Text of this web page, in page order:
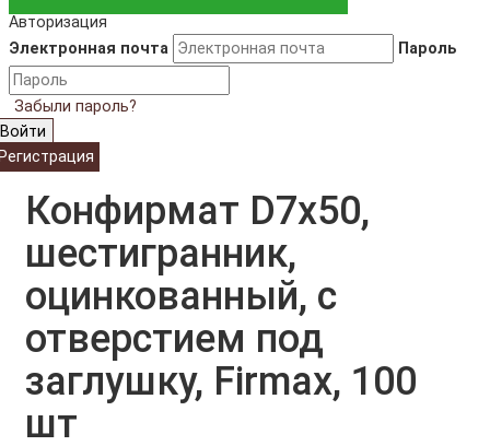
Авторизация
Электронная почта
Пароль
Забыли пароль?
Войти
Конфирмат D7x50,
шестигранник,
оцинкованный, с
отверстием под
заглушку, Firmax, 100
шт